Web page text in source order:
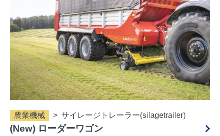
農業機械 サイレージトレーラー(silagetrailer)
(New) ローダーワゴン